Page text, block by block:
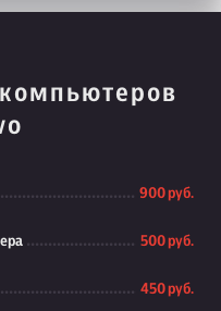
900 руб.
500 руб.
450 руб.